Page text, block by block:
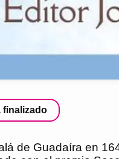
finalizado
de Guadaíra en